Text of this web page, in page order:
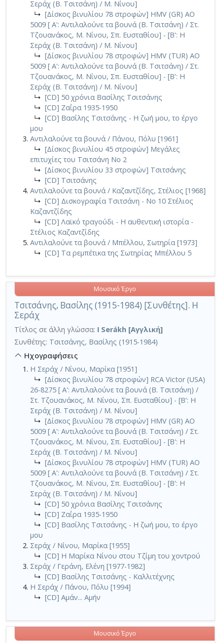
Σεράχ (Β. Τσιτσάνη) / Μ. Νίνου]
↳ [Δίσκος βινυλίου 78 στροφών] HMV (GR) AO
5009 [ Α': Αντιλαλούνε τα βουνά (Β. Τσιτσάνη) / Στ.
Τζουανάκος, Μ. Νίνου, Σπ. Ευσταθίου] - [Β': Η
Σεράχ (Β. Τσιτσάνη) / Μ. Νίνου]
↳ [Δίσκος βινυλίου 78 στροφών] HMV (TUR) AO
5009 [ Α': Αντιλαλούνε τα βουνά (Β. Τσιτσάνη) / Στ.
Τζουανάκος, Μ. Νίνου, Σπ. Ευσταθίου] - [Β': Η
Σεράχ (Β. Τσιτσάνη) / Μ. Νίνου]
↳ [CD] 50 χρόνια Βασίλης Τσιτσάνης
↳ [CD] Ζαΐρα 1935-1950
↳ [CD] Βασίλης Τσιτσάνης - Η ζωή μου, το έργο
μου
Αντιλαλούνε τα βουνά / Πάνου, Πόλυ [1961]
↳ [Δίσκος βινυλίου 45 στροφών] Μεγάλες
επιτυχίες του Τσιτσάνη Νο 2
↳ [Δίσκος βινυλίου 33 στροφών] Τσιτσάνης
↳ [CD] Τσιτσάνης
Αντιλαλούνε τα βουνά / Καζαντζίδης, Στέλιος [1968]
↳ [CD] Δισκογραφία Τσιτσάνη - Νο 10 Στέλιος
Καζαντζίδης
↳ [CD] Λαϊκό τραγούδι - Η αυθεντική ιστορία -
Στέλιος Καζαντζίδης
Αντιλαλούνε τα βουνά / Μπέλλου, Σωτηρία [1973]
↳ [CD] Τα ρεμπέτικα της Σωτηρίας Μπέλλου 5
Τσιτσάνης, Βασίλης (1915-1984) [Συνθέτης]. Η
Σεράχ
Μουσικό Έργο
Τίτλος σε άλλη γλώσσα: I Serákh [Αγγλική]
Συνθέτης: Τσιτσάνης, Βασίλης (1915-1984)
Ηχογραφήσεις
Η Σεράχ / Νίνου, Μαρίκα [1951]
↳ [Δίσκος βινυλίου 78 στροφών] RCA Victor (USA)
26-8275 [ Α': Αντιλαλούνε τα βουνά (Β. Τσιτσάνη) /
Στ. Τζουανάκος, Μ. Νίνου, Σπ. Ευσταθίου] - [Β': Η
Σεράχ (Β. Τσιτσάνη) / Μ. Νίνου]
↳ [Δίσκος βινυλίου 78 στροφών] HMV (GR) AO
5009 [ Α': Αντιλαλούνε τα βουνά (Β. Τσιτσάνη) / Στ.
Τζουανάκος, Μ. Νίνου, Σπ. Ευσταθίου] - [Β': Η
Σεράχ (Β. Τσιτσάνη) / Μ. Νίνου]
↳ [Δίσκος βινυλίου 78 στροφών] HMV (TUR) AO
5009 [ Α': Αντιλαλούνε τα βουνά (Β. Τσιτσάνη) / Στ.
Τζουανάκος, Μ. Νίνου, Σπ. Ευσταθίου] - [Β': Η
Σεράχ (Β. Τσιτσάνη) / Μ. Νίνου]
↳ [CD] 50 χρόνια Βασίλης Τσιτσάνης
↳ [CD] Ζαΐρα 1935-1950
↳ [CD] Βασίλης Τσιτσάνης - Η ζωή μου, το έργο
μου
Σεράχ / Νίνου, Μαρίκα [1955]
↳ [CD] Η Μαρίκα Νίνου στου Τζίμη του χοντρού
Σεράχ / Γεράνη, Ελένη [1977-1982]
↳ [CD] Βασίλης Τσιτσάνης - Καλλιτέχνης
Η Σεράχ / Πάνου, Πόλυ [1994]
↳ [CD] Αμάν... Αμήν
Μουσικό Έργο